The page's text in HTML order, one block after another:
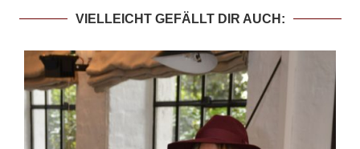
VIELLEICHT GEFÄLLT DIR AUCH: